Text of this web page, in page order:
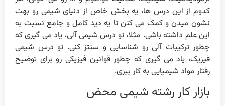
کدوم از این درس ها، یه بخش خاص از دنیای شیمی رو بهت
نشون میدن و کمک می کنن تا یه دید کامل و جامع نسبت به
این علم داشته باشی. مثلا، تو درس شیمی آلی، یاد می گیری که
چطور ترکیبات آلی رو شناسایی و سنتز کنی. تو درس شیمی
فیزیک، یاد می گیری که چطور قوانین فیزیکی رو برای توضیح
رفتار مواد شیمیایی به کار ببری.
بازار کار رشته شیمی محض